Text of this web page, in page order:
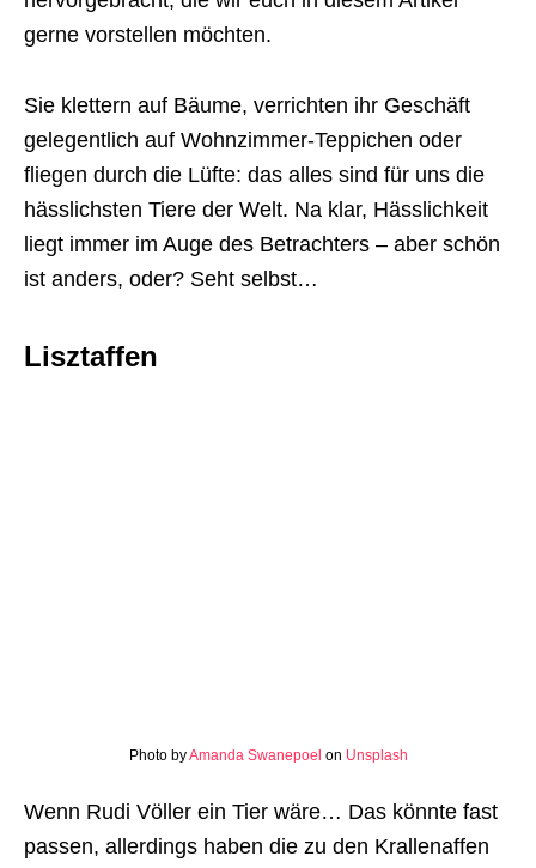
gerne vorstellen möchten.
Sie klettern auf Bäume, verrichten ihr Geschäft
gelegentlich auf Wohnzimmer-Teppichen oder
fliegen durch die Lüfte: das alles sind für uns die
hässlichsten Tiere der Welt. Na klar, Hässlichkeit
liegt immer im Auge des Betrachters – aber schön
ist anders, oder? Seht selbst…
Lisztaffen
Photo byAmanda Swanepoel on Unsplash
Wenn Rudi Völler ein Tier wäre… Das könnte fast
passen, allerdings haben die zu den Krallenaffen